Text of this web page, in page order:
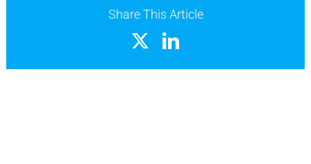
Share This Article
LinkedIn